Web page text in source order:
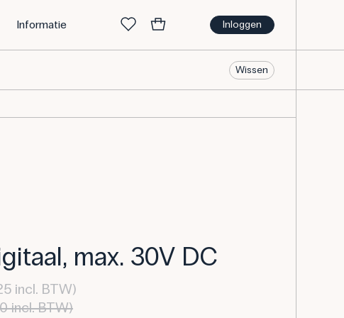
Inloggen
Informatie
Wissen
max. 30V DC
incl. BTW)
incl. BTW)